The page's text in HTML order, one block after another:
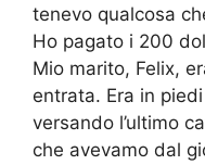
tenevo qualcosa
Ho pagato i 200
Mio marito, Felix,
entrata. Era in
versando l’ultimo
che avevamo dal